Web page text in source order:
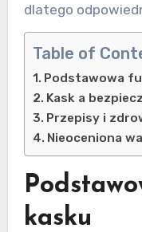
dlatego
Table of
Podstawowa
Kask a
Przepisy i
Nieoceniona
kasku